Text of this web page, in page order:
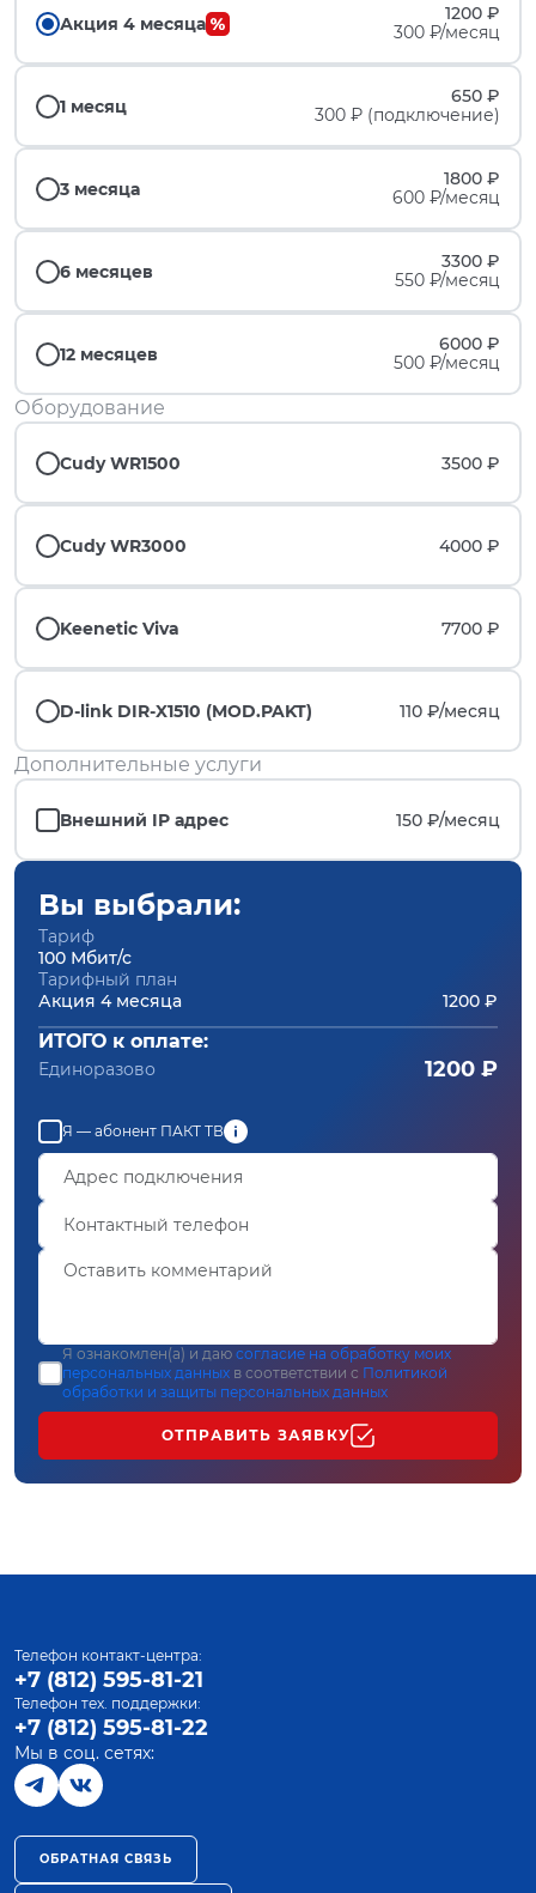
Акция 4 месяца
1200 ₽
300 ₽/месяц
1 месяц
650 ₽
300 ₽ (подключение)
3 месяца
1800 ₽
600 ₽/месяц
6 месяцев
3300 ₽
550 ₽/месяц
12 месяцев
6000 ₽
500 ₽/месяц
Оборудование
Cudy WR1500 3500 ₽
Cudy WR3000 4000 ₽
Keenetic Viva 7700 ₽
D-link DIR-X1510 (MOD.PAKT) 110 ₽/месяц
Дополнительные услуги
Внешний IP адрес 150 ₽/месяц
Вы выбрали:
Тариф
100 Мбит/с
Тарифный план
Акция 4 месяца
1200 ₽
ИТОГО к оплате:
Единоразово 1200 ₽
Я — абонент ПАКТ ТВ
Я ознакомлен(а) и даю согласие на обработку моих
персональных данных в соответствии с Политикой
обработки и защиты персональных данных
ОТПРАВИТЬ ЗАЯВКУ
Телефон контакт-центра:
+7 (812) 595-81-21
Телефон тех. поддержки:
+7 (812) 595-81-22
Мы в соц. сетях:
ОБРАТНАЯ СВЯЗЬ